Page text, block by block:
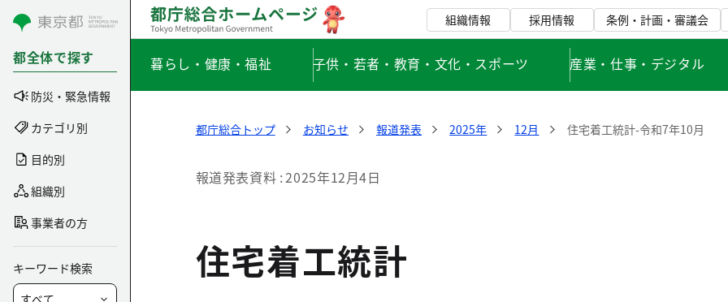
コンテンツにスキップ
都全体で探す
防災・緊急情報
カテゴリ別
目的別
組織別
事業者の方
キーワード検索
組織情報 採用情報 条例・計画・審議会
暮らし・健康・福祉 子供・若者・教育・文化・スポーツ 産業・仕事・デジタル
都庁総合トップ お知らせ 報道発表 2025年 12月 住宅着工統計-令和7年10月
報道発表資料 2025年12月4日
住宅着工統計